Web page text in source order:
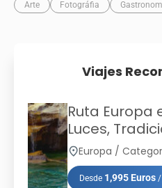
Arte Fotográfia
Viajes
Ruta Europa
Luces,
Europa /
Desde 1,995 Euros /